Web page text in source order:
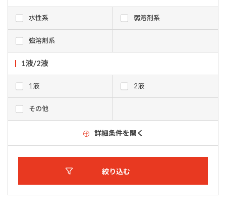
水性系 弱溶剤系
強溶剤系
1液/2液
1液 2液
その他
詳細条件を開く
絞り込む